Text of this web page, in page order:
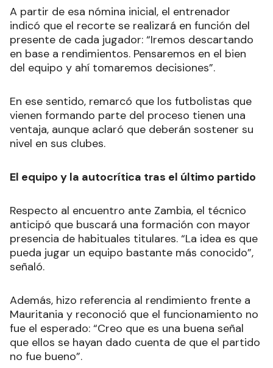
A partir de esa nómina inicial, el entrenador
indicó que el recorte se realizará en función del
presente de cada jugador: “Iremos descartando
en base a rendimientos. Pensaremos en el bien
del equipo y ahí tomaremos decisiones”.
En ese sentido, remarcó que los futbolistas que
vienen formando parte del proceso tienen una
ventaja, aunque aclaró que deberán sostener su
nivel en sus clubes.
El equipo y la autocrítica tras el último partido
Respecto al encuentro ante Zambia, el técnico
anticipó que buscará una formación con mayor
presencia de habituales titulares. “La idea es que
pueda jugar un equipo bastante más conocido”,
señaló.
Además, hizo referencia al rendimiento frente a
Mauritania y reconoció que el funcionamiento no
fue el esperado: “Creo que es una buena señal
que ellos se hayan dado cuenta de que el partido
no fue bueno”.